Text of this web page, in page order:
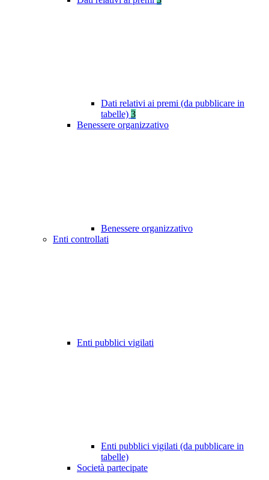
Dati relativi ai premi (da pubblicare in
tabelle) 3
Benessere organizzativo
Benessere organizzativo
Enti controllati
Enti pubblici vigilati
Enti pubblici vigilati (da pubblicare in
tabelle)
Società partecipate